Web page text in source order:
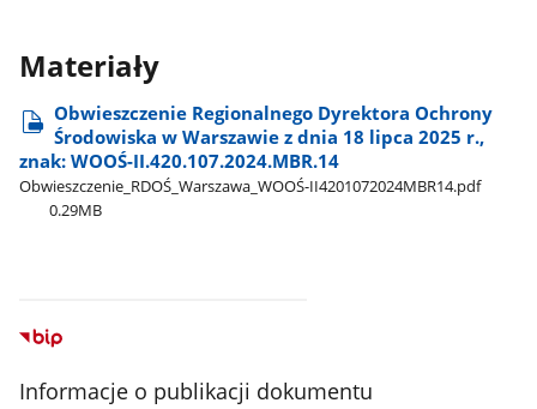
Materiały
Obwieszczenie Regionalnego Dyrektora Ochrony
Środowiska w Warszawie z dnia 18 lipca 2025 r.,
znak: WOOŚ-II.420.107.2024.MBR.14
Obwieszczenie​_RDOŚ​_Warszawa​_WOOŚ-II4201072024MBR14.pdf
0.29MB
Informacje o publikacji dokumentu